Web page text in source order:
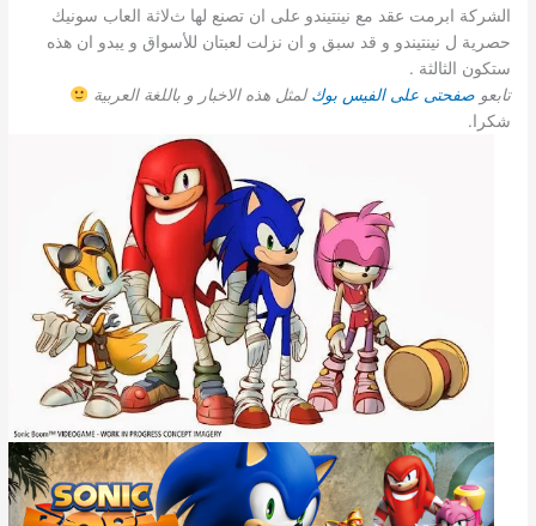
الشركة ابرمت عقد مع نينتيندو على ان تصنع لها ثﻻثة العاب سونيك
حصرية ل نينتيندو و قد سبق و ان نزلت لعبتان للأسواق و يبدو ان هذه
ستكون الثالثة .
تابعوصفحتى على الفيس بوكلمثل هذه الاخبار و باللغة العربية
شكرا.